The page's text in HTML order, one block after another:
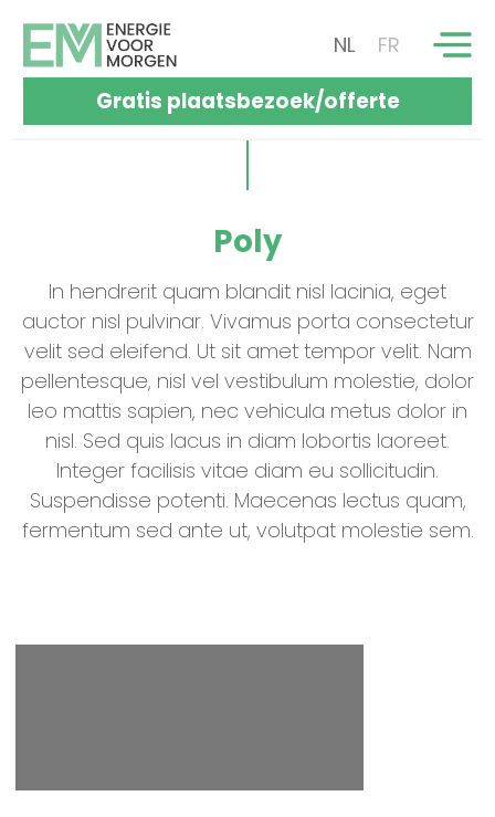
NL FR
Gratis plaatsbezoek/offerte
Poly
In hendrerit quam blandit nisl lacinia, eget
auctor nisl pulvinar. Vivamus porta consectetur
velit sed eleifend. Ut sit amet tempor velit. Nam
pellentesque, nisl vel vestibulum molestie, dolor
leo mattis sapien, nec vehicula metus dolor in
nisl. Sed quis lacus in diam lobortis laoreet.
Integer facilisis vitae diam eu sollicitudin.
Suspendisse potenti. Maecenas lectus quam,
fermentum sed ante ut, volutpat molestie sem.